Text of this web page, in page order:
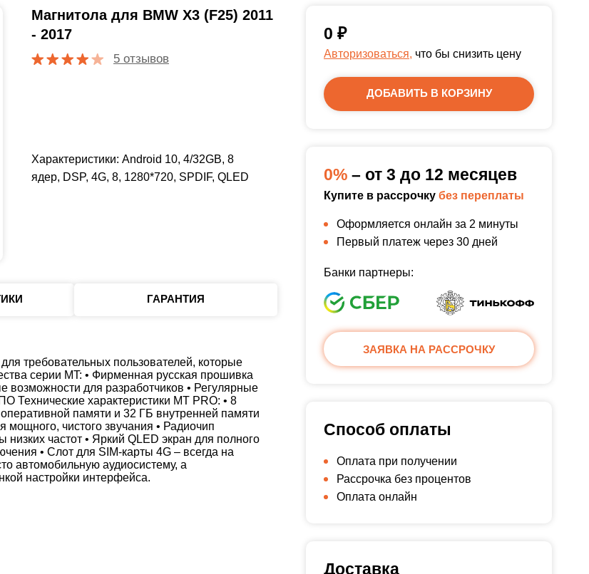
Магнитола для BMW X3 (F25) 2011
- 2017
5 отзывов
Характеристики: Android 10, 4/32GB, 8
ядер, DSP, 4G, 8, 1280*720, SPDIF, QLED
ГАРАНТИЯ
требовательных пользователей, которые
серии MT: • Фирменная русская прошивка
для разработчиков • Регулярные
Технические характеристики MT PRO: • 8
памяти и 32 ГБ внутренней памяти
мощного, чистого звучания • Радиочип
частот • Яркий QLED экран для полного
• Слот для SIM-карты 4G – всегда на
автомобильную аудиосистему, а
настройки интерфейса.
0 ₽
Авторизоваться, что бы снизить цену
ДОБАВИТЬ В КОРЗИНУ
0% – от 3 до 12 месяцев
Купите в рассрочку без переплаты
Оформляется онлайн за 2 минуты
Первый платеж через 30 дней
Банки партнеры:
ЗАЯВКА НА РАССРОЧКУ
Способ оплаты
Оплата при получении
Рассрочка без процентов
Оплата онлайн
Доставка